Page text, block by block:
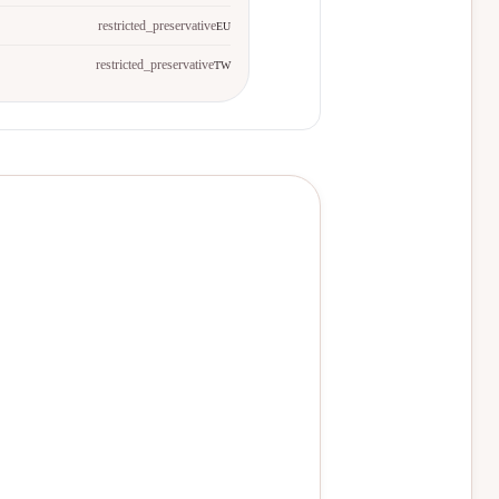
restricted_preservativeEU
restricted_preservativeTW